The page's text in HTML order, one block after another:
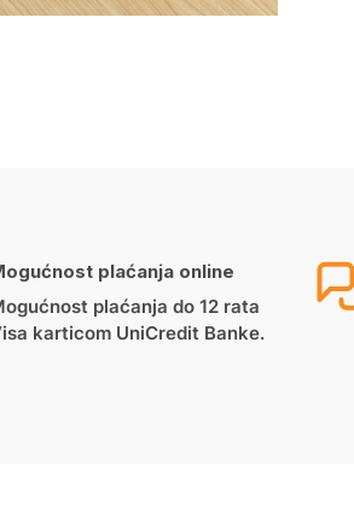
plaćanja online
plaćanja do 12 rata
karticom UniCredit Banke.